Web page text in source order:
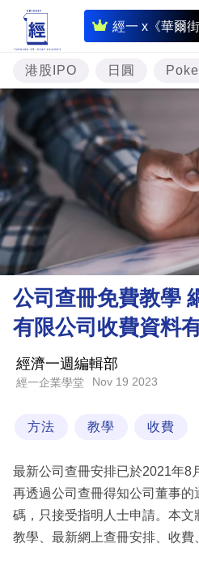
經一 x《華爾街
即
時
財
經
專
題
投
資
樓
理
財
商
業
科
生
活
時
港股IPO 日圓
公司查冊免費教學
有限公司收費資料
經濟一週編輯部
經一企業學堂 Nov 19 2023
方法 教學 收費
最新公司查冊安排已於2021年8
再透過公司查冊得知公司董事
碼，只接受指明人士申請。本
教學、最新網上查冊安排、收費